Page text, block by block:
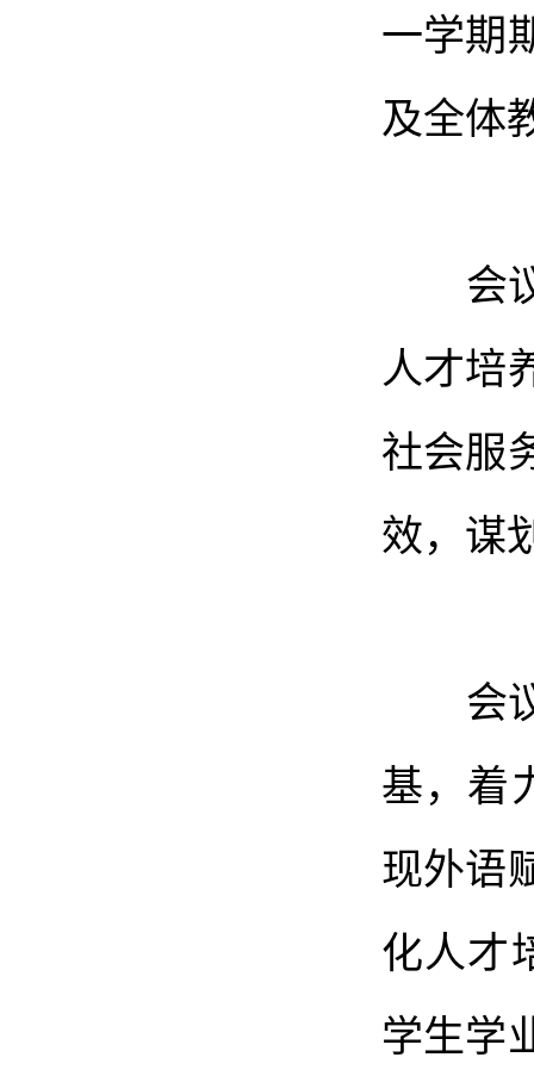
一学期
及全体
会议
人才培
社会服
效，谋
会议
基，着
现外语
化人才
学生学